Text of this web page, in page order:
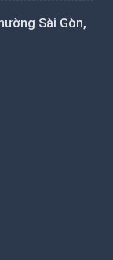
Sài Gòn,